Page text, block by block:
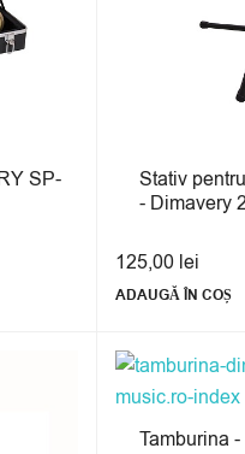
SP-
Stativ
-
125,00 lei
ADAUGĂ ÎN COȘ
Tamburina